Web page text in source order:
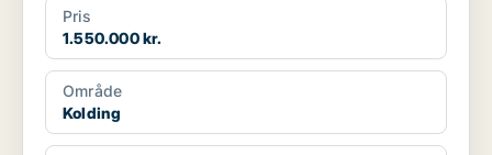
Pris
1.550.000 kr.
Område
Kolding